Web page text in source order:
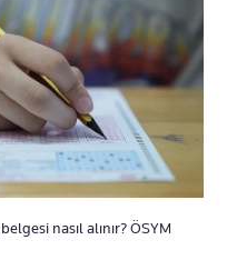
nasıl alınır? ÖSYM